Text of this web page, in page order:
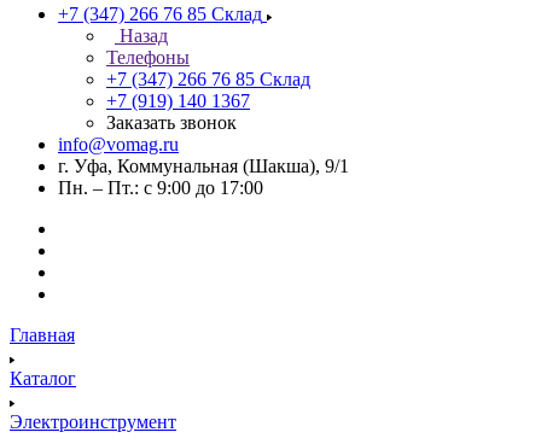
+7 (347) 266 76 85 Склад
Назад
Телефоны
+7 (347) 266 76 85 Склад
+7 (919) 140 1367
Заказать звонок
info@vomag.ru
г. Уфа, Коммунальная (Шакша), 9/1
Пн. – Пт.: с 9:00 до 17:00
Главная
Каталог
Электроинструмент